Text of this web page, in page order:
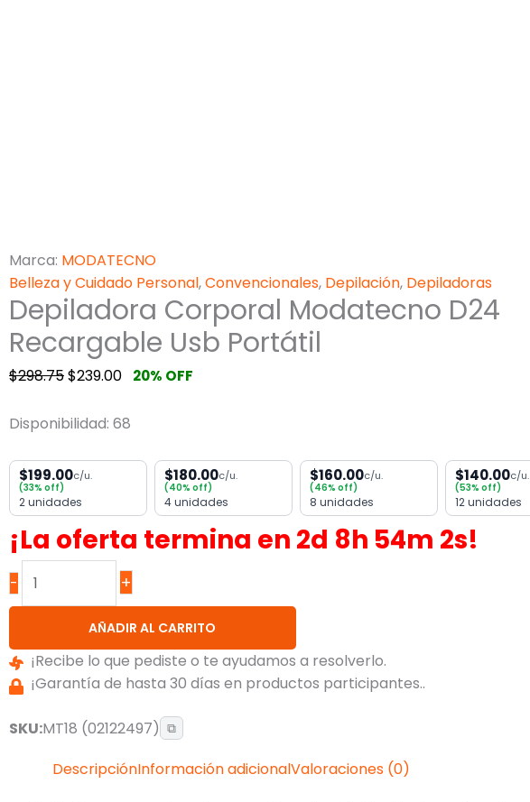
Marca: MODATECNO
Belleza y Cuidado Personal,Convencionales, Depilación, Depiladoras
Depiladora Corporal Modatecno D24
Recargable Usb Portátil
$298.75$239.00 20% OFF
Disponibilidad: 68
$199.00c/u.
(33% off)
2 unidades
$180.00c/u.
(40% off)
4 unidades
$160.00c/u.
(46% off)
8 unidades
$140.00c/u.
(53% off)
12 unidades
¡La oferta termina en 2d 8h 54m 2s!
- +
AÑADIR AL CARRITO
¡Recibe lo que pediste o te ayudamos a resolverlo.
¡Garantía de hasta 30 días en productos participantes..
SKU:MT18 (02122497) ⧉
DescripciónInformación adicionalValoraciones (0)